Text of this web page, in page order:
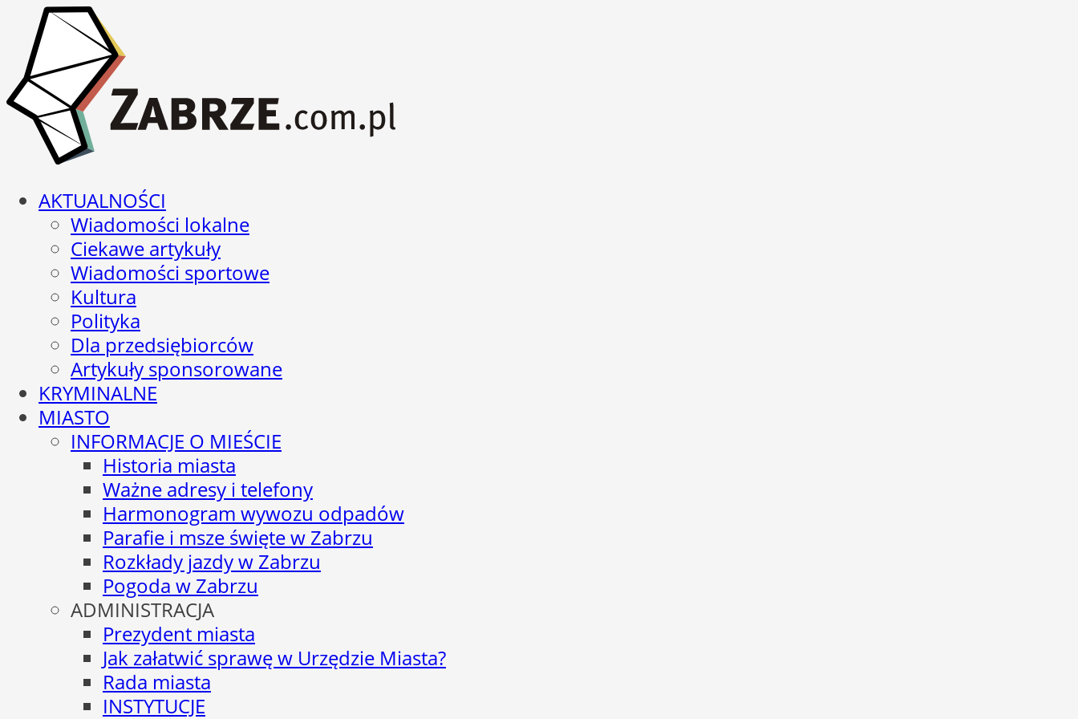
AKTUALNOŚCI
Wiadomości lokalne
Ciekawe artykuły
Wiadomości sportowe
Kultura
Polityka
Dla przedsiębiorców
Artykuły sponsorowane
KRYMINALNE
MIASTO
INFORMACJE O MIEŚCIE
Historia miasta
Ważne adresy i telefony
Harmonogram wywozu odpadów
Parafie i msze święte w Zabrzu
Rozkłady jazdy w Zabrzu
Pogoda w Zabrzu
ADMINISTRACJA
Prezydent miasta
Jak załatwić sprawę w Urzędzie Miasta?
Rada miasta
INSTYTUCJE